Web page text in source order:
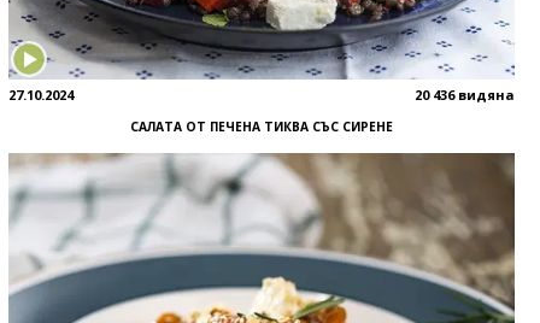
27.10.2024 20 436 видяна
САЛАТА ОТ ПЕЧЕНА ТИКВА СЪС СИРЕНЕ